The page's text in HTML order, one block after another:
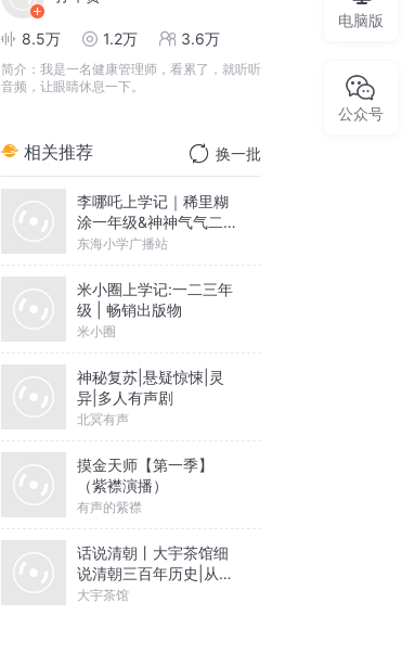
8.5万 1.2万 3.6万
简介： 我是一名健康管理师，看累了，就听听
音频，让眼睛休息一下。
相关推荐 换一批
李哪吒上学记｜稀里糊
涂一年级&神神气气二年
级
东海小学广播站
米小圈上学记:一二三年
级 | 畅销出版物
米小圈
神秘复苏|悬疑惊悚|灵
异|多人有声剧
北冥有声
摸金天师【第一季】
（紫襟演播）
有声的紫襟
话说清朝丨大宇茶馆细
说清朝三百年历史|从努
尔哈赤到末代皇帝溥仪|
大宇茶馆
电脑版
公众号